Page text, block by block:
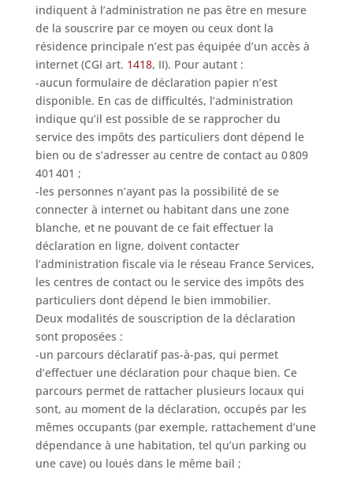
indiquent à l’administration ne pas être en mesure
de la souscrire par ce moyen ou ceux dont la
résidence principale n’est pas équipée d’un accès à
internet (CGI art. 1418, II). Pour autant :
-aucun formulaire de déclaration papier n’est
disponible. En cas de difficultés, l’administration
indique qu’il est possible de se rapprocher du
service des impôts des particuliers dont dépend le
bien ou de s’adresser au centre de contact au 0 809
401 401 ;
-les personnes n’ayant pas la possibilité de se
connecter à internet ou habitant dans une zone
blanche, et ne pouvant de ce fait effectuer la
déclaration en ligne, doivent contacter
l’administration fiscale via le réseau France Services,
les centres de contact ou le service des impôts des
particuliers dont dépend le bien immobilier.
Deux modalités de souscription de la déclaration
sont proposées :
-un parcours déclaratif pas-à-pas, qui permet
d’effectuer une déclaration pour chaque bien. Ce
parcours permet de rattacher plusieurs locaux qui
sont, au moment de la déclaration, occupés par les
mêmes occupants (par exemple, rattachement d’une
dépendance à une habitation, tel qu’un parking ou
une cave) ou loués dans le même bail ;